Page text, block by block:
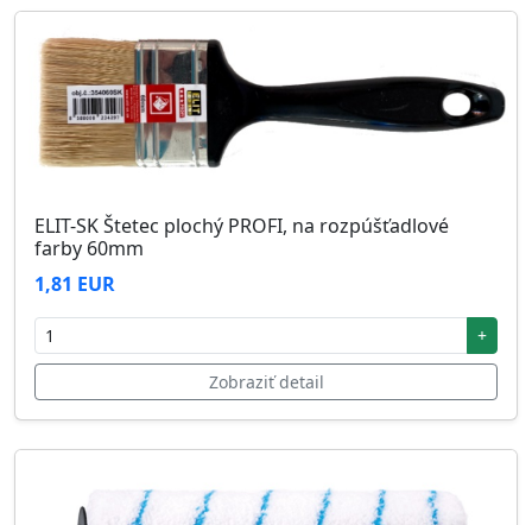
ELIT-SK Štetec plochý PROFI, na rozpúšťadlové
farby 60mm
1,81 EUR
+
Zobraziť detail